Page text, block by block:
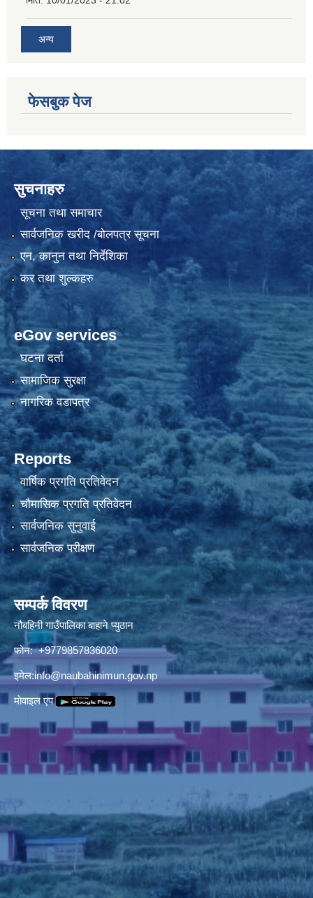
अन्य
फेसबुक पेज
सुचनाहरु
सूचना तथा समाचार
सार्वजनिक खरीद /बोलपत्र सूचना
एन, कानुन तथा निर्देशिका
कर तथा शुल्कहरु
eGov services
घटना दर्ता
सामाजिक सुरक्षा
नागरिक वडापत्र
Reports
वार्षिक प्रगति प्रतिवेदन
चौमासिक प्रगति प्रतिवेदन
सार्वजनिक सुनुवाई
सार्वजनिक परीक्षण
सम्पर्क विवरण
नौबहिनी गाउँपालिका बाहाने प्युठान
फोन: +9779857836020
इमेल:info@naubahinimun.gov.np
माेवाइल एप